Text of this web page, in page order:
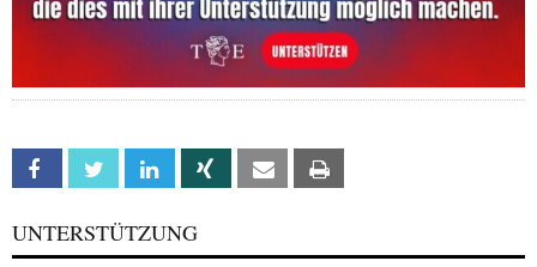
Facebook Twitter Linkedin Xing Email
UNTERSTÜTZUNG